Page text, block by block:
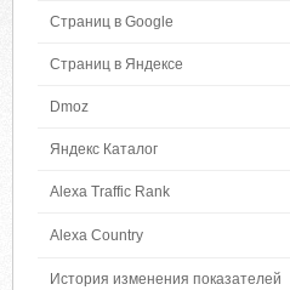
Страниц в Google
Страниц в Яндексе
Dmoz
Яндекс Каталог
Alexa Traffic Rank
Alexa Country
История изменения показателей